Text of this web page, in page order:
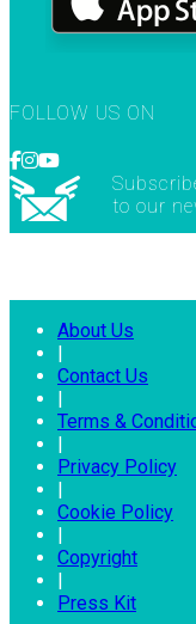
FOLLOW US ON
to our
About Us
|
Contact Us
|
Terms &
|
Privacy Policy
|
Cookie Policy
|
Copyright
|
Press Kit